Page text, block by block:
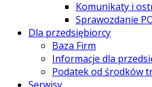
Komunikaty i
Sprawozdanie
Dla przedsiębiorcy
Baza Firm
Informacje dla
Podatek od środków